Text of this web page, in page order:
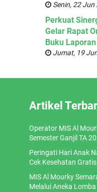
Senin, 22 Jun
Perkuat
Gelar Rapat
Buku
Jumat, 19
Artikel
Operator MIS Al
Semester Ganjil TA
Peringati Hari Anak
Cek Kesehatan
MIS Al Mourky
Melalui Aneka